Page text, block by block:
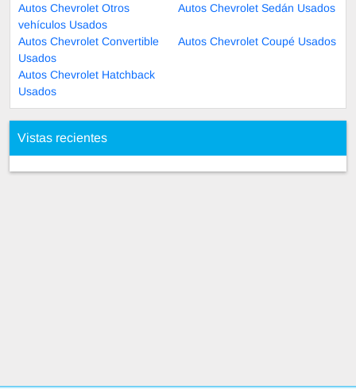
Autos Chevrolet Otros
vehículos Usados
Autos Chevrolet Sedán Usados
Autos Chevrolet Convertible
Usados
Autos Chevrolet Coupé Usados
Autos Chevrolet Hatchback
Usados
Vistas recientes